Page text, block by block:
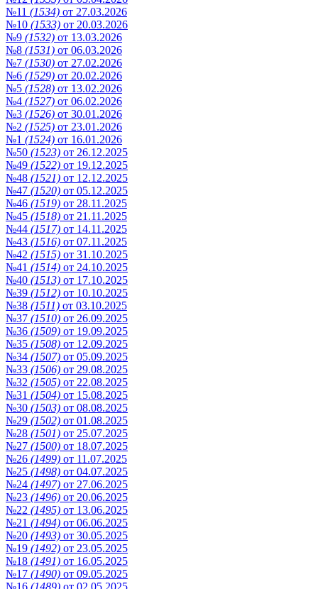
№11 (1534) от 27.03.2026
№10 (1533) от 20.03.2026
№9 (1532) от 13.03.2026
№8 (1531) от 06.03.2026
№7 (1530) от 27.02.2026
№6 (1529) от 20.02.2026
№5 (1528) от 13.02.2026
№4 (1527) от 06.02.2026
№3 (1526) от 30.01.2026
№2 (1525) от 23.01.2026
№1 (1524) от 16.01.2026
№50 (1523) от 26.12.2025
№49 (1522) от 19.12.2025
№48 (1521) от 12.12.2025
№47 (1520) от 05.12.2025
№46 (1519) от 28.11.2025
№45 (1518) от 21.11.2025
№44 (1517) от 14.11.2025
№43 (1516) от 07.11.2025
№42 (1515) от 31.10.2025
№41 (1514) от 24.10.2025
№40 (1513) от 17.10.2025
№39 (1512) от 10.10.2025
№38 (1511) от 03.10.2025
№37 (1510) от 26.09.2025
№36 (1509) от 19.09.2025
№35 (1508) от 12.09.2025
№34 (1507) от 05.09.2025
№33 (1506) от 29.08.2025
№32 (1505) от 22.08.2025
№31 (1504) от 15.08.2025
№30 (1503) от 08.08.2025
№29 (1502) от 01.08.2025
№28 (1501) от 25.07.2025
№27 (1500) от 18.07.2025
№26 (1499) от 11.07.2025
№25 (1498) от 04.07.2025
№24 (1497) от 27.06.2025
№23 (1496) от 20.06.2025
№22 (1495) от 13.06.2025
№21 (1494) от 06.06.2025
№20 (1493) от 30.05.2025
№19 (1492) от 23.05.2025
№18 (1491) от 16.05.2025
№17 (1490) от 09.05.2025
№16 (1489) от 02.05.2025